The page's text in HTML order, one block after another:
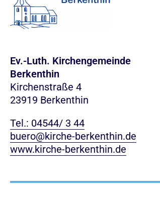
Ev.-Luth. Kirchengemeinde
Berkenthin
Kirchenstraße 4
23919 Berkenthin
Tel.: 04544/ 3 44
buero@kirche-berkenthin.de
www.kirche-berkenthin.de